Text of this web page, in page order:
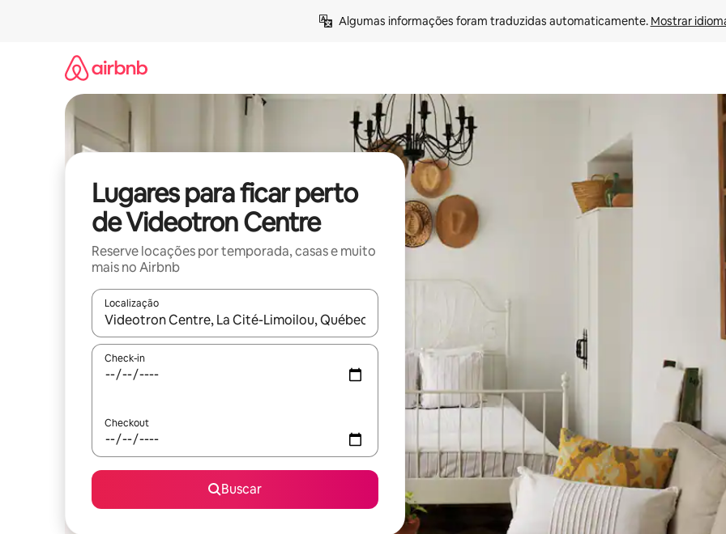
Algumas informações foram traduzidas automaticamente. Mostrar
Lugares para ficar perto
de Videotron Centre
Reserve locações por temporada, casas e muito
mais no Airbnb
Localização
Quando os resultados estiverem disponíveis, explore-os usando as seta para cima e para baixo do teclado ou tocando
Check-in
Checkout
Buscar